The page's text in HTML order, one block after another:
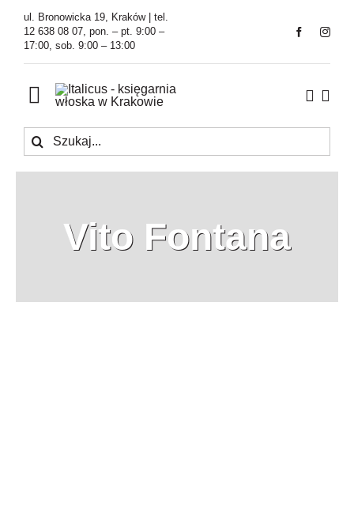
Przejdź
zawartości
ul. Bronowicka 19, Kraków | tel.
12 638 08 07, pon. – pt. 9:00 –
17:00, sob. 9:00 – 13:00
Toggle
Navigation
Księgarnia
Tłumaczenia
Szukaj
Vito Fontana